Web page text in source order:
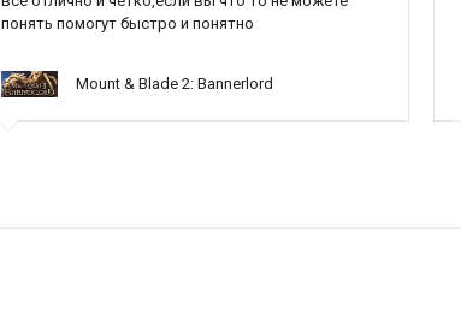
понять помогут быстро и понятно
Mount & Blade 2: Bannerlord